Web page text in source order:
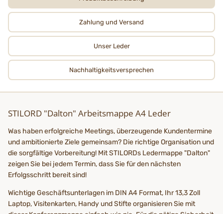
Zahlung und Versand
Unser Leder
Nachhaltigkeits­­­versprechen
STILORD "Dalton" Arbeitsmappe A4 Leder
Was haben erfolgreiche Meetings, überzeugende Kundentermine
und ambitionierte Ziele gemeinsam? Die richtige Organisation und
die sorgfältige Vorbereitung! Mit STILORDs Ledermappe "Dalton"
zeigen Sie bei jedem Termin, dass Sie für den nächsten
Erfolgsschritt bereit sind!
Wichtige Geschäftsunterlagen im DIN A4 Format, Ihr 13,3 Zoll
Laptop, Visitenkarten, Handy und Stifte organisieren Sie mit